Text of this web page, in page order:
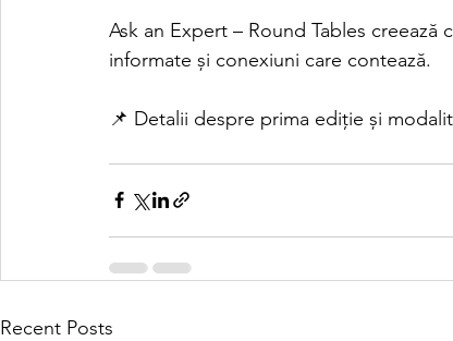
Ask an Expert – Round Tables
informate și conexiuni care contează.
📌 Detalii despre prima ediție și
Recent Posts